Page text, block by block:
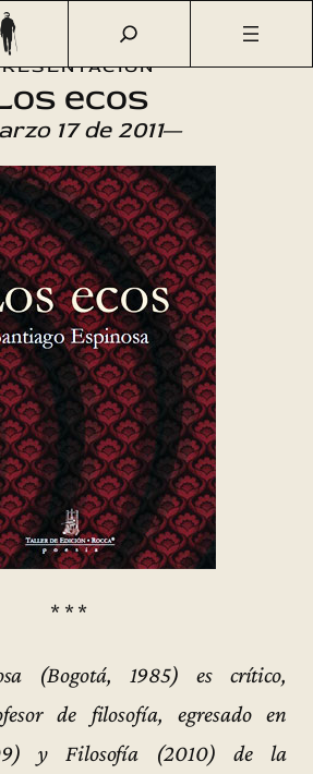
Cultural Literatura Los ecos
ecos
17 de 2011—
* * *
(Bogotá, 1985) es crítico,
de filosofía, egresado en
y Filosofía (2010) de la